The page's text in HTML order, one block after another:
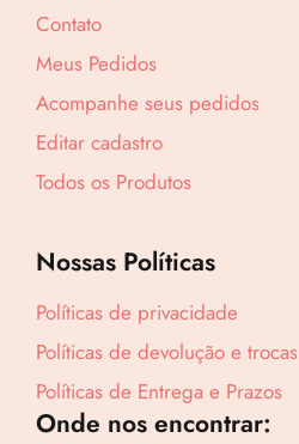
Contato
Meus Pedidos
Acompanhe seus pedidos
Editar cadastro
Todos os Produtos
Nossas Políticas
Políticas de privacidade
Políticas de devolução e trocas
Políticas de Entrega e Prazos
Onde nos encontrar: